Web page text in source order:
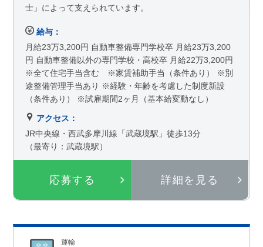
応募する 詳細を見る
士」によって支えられています。
給与：
月給23万3,200円 自動車整備専門学校卒 月給23万3,200
円 自動車整備以外の専門学校・高校卒 月給22万3,200円
※全て住宅手当含む ※家賃補助手当（条件あり） ※別
途整備管理手当あり ※経験・年齢を考慮した制度新設
（条件あり） ※試雇期間2ヶ月（基本給変動なし）
アクセス：
JR中央線・西武多摩川線「武蔵境駅」徒歩13分
（最寄り：武蔵境駅）
運輸